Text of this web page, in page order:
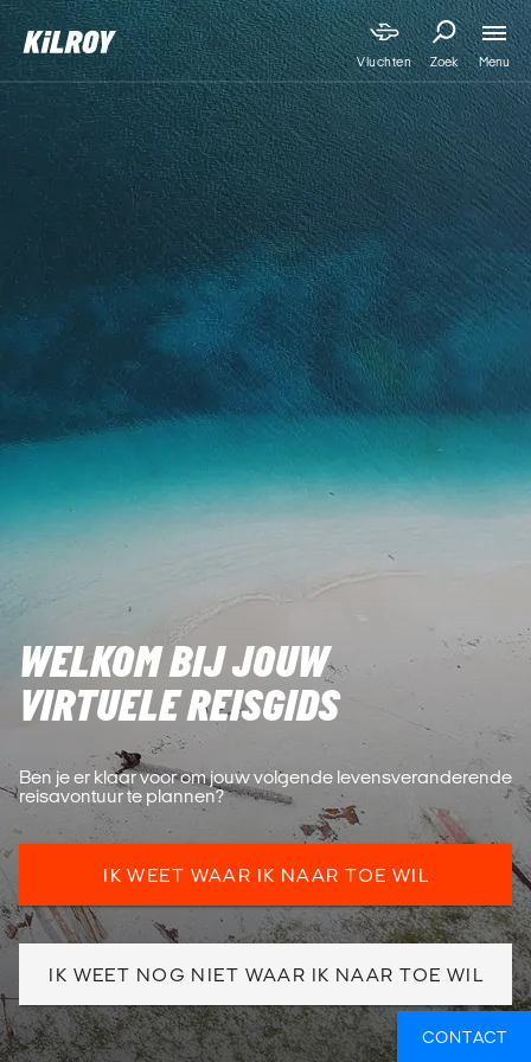
Vluchten Zoek Menu
WELKOM BIJ JOUW
VIRTUELE REISGIDS
Ben je er klaar voor om jouw volgende levensveranderende
reisavontuur te plannen?
IK WEET WAAR IK NAAR TOE WIL
IK WEET NOG NIET WAAR IK NAAR TOE WIL
CONTACT